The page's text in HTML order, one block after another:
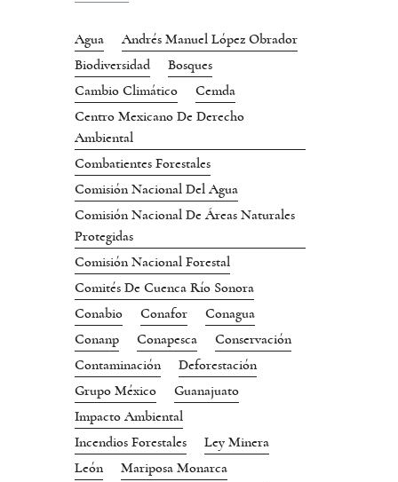
Agua
Andrés Manuel López Obrador
Biodiversidad
Bosques
Cambio Climático
Cemda
Centro Mexicano De Derecho
Ambiental
Combatientes Forestales
Comisión Nacional Del Agua
Comisión Nacional De Áreas Naturales
Protegidas
Comisión Nacional Forestal
Comités De Cuenca Río Sonora
Conabio
Conafor
Conagua
Conanp
Conapesca
Conservación
Contaminación
Deforestación
Grupo México
Guanajuato
Impacto Ambiental
Incendios Forestales
Ley Minera
León
Mariposa Monarca